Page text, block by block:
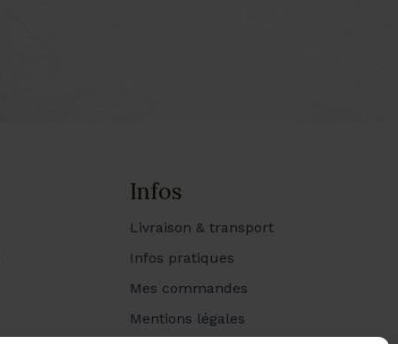
Infos
Livraison & transport
Infos pratiques
Mes commandes
Mentions légales